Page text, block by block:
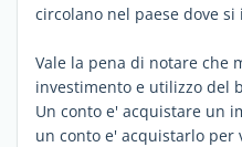
circolano nel paese dove
Vale la pena di notare che
investimento e utilizzo del
Un conto e' acquistare un
un conto e' acquistarlo per